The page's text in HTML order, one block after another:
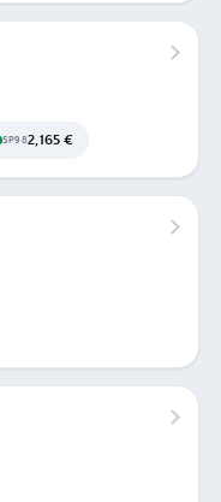
SP982,165 €